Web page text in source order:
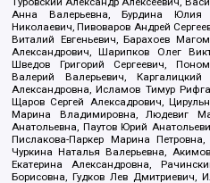
Анна Валерьевна, Бурдина Юлия
Николаевич, Пивоваров Андрей
Виталий Евгеньевич, Барахоев
Александрович, Шарипков Олег
Шведов Григорий Сергеевич,
Валерий Валерьевич,
Александровна, Исламов Тимур
Щаров Сергей Алексадрович,
Марина Владимировна, Людевиг
Анатольевна, Паутов Юрий
Пислакова-Паркер Марина
Чуркина Наталья Валерьевна,
Екатерина Александровна,
Борисовна, Гудков Лев Дмитриевич,